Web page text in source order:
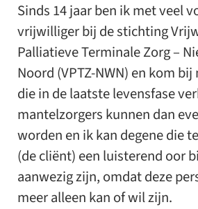
Sinds 14 jaar ben ik met veel
vrijwilliger bij de stichting
Palliatieve Terminale Zorg –
Noord (VPTZ-NWN) en kom
die in de laatste levensfase
mantelzorgers kunnen dan
worden en ik kan degene die
(de cliënt) een luisterend oor
aanwezig zijn, omdat deze
meer alleen kan of wil zijn.